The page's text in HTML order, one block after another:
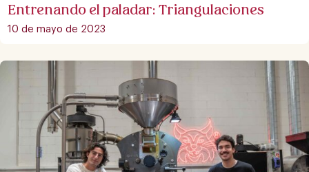
Entrenando el paladar: Triangulaciones
10 de mayo de 2023